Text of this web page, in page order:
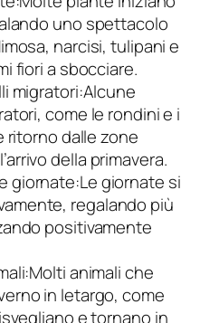
uno spettacolo
narcisi, tulipani e
fiori a sbocciare.
migratori:Alcune
come le rondini e i
ritorno dalle zone
della primavera.
giornate:Le giornate si
regalando più
positivamente
animali che
in letargo, come
e tornano in